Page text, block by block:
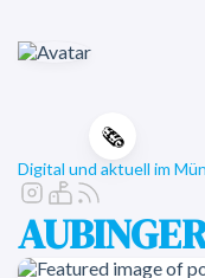
🗞️
Digital und aktuell im